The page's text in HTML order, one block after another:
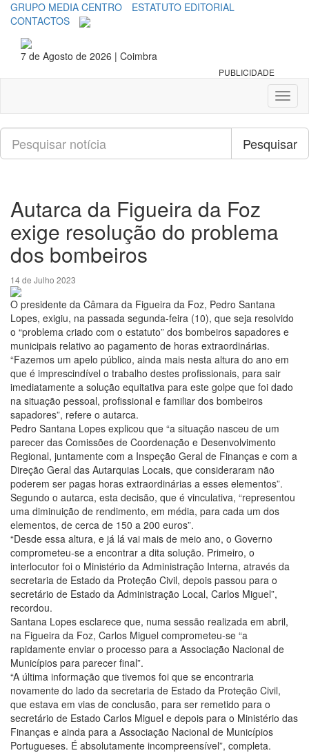
GRUPO MEDIA CENTRO
ESTATUTO EDITORIAL
CONTACTOS
7 de Agosto de 2026 | Coimbra
PUBLICIDADE
Pesquisar
Pesquisar
Autarca da Figueira da Foz
exige resolução do problema
dos bombeiros
14 de Julho 2023
O presidente da Câmara da Figueira da Foz, Pedro Santana
Lopes, exigiu, na passada segunda-feira (10), que seja resolvido
o “problema criado com o estatuto” dos bombeiros sapadores e
municipais relativo ao pagamento de horas extraordinárias.
“Fazemos um apelo público, ainda mais nesta altura do ano em
que é imprescindível o trabalho destes profissionais, para sair
imediatamente a solução equitativa para este golpe que foi dado
na situação pessoal, profissional e familiar dos bombeiros
sapadores”, refere o autarca.
Pedro Santana Lopes explicou que “a situação nasceu de um
parecer das Comissões de Coordenação e Desenvolvimento
Regional, juntamente com a Inspeção Geral de Finanças e com a
Direção Geral das Autarquias Locais, que consideraram não
poderem ser pagas horas extraordinárias a esses elementos”.
Segundo o autarca, esta decisão, que é vinculativa, “representou
uma diminuição de rendimento, em média, para cada um dos
elementos, de cerca de 150 a 200 euros”.
“Desde essa altura, e já lá vai mais de meio ano, o Governo
comprometeu-se a encontrar a dita solução. Primeiro, o
interlocutor foi o Ministério da Administração Interna, através da
secretaria de Estado da Proteção Civil, depois passou para o
secretário de Estado da Administração Local, Carlos Miguel”,
recordou.
Santana Lopes esclarece que, numa sessão realizada em abril,
na Figueira da Foz, Carlos Miguel comprometeu-se “a
rapidamente enviar o processo para a Associação Nacional de
Municípios para parecer final”.
“A última informação que tivemos foi que se encontraria
novamente do lado da secretaria de Estado da Proteção Civil,
que estava em vias de conclusão, para ser remetido para o
secretário de Estado Carlos Miguel e depois para o Ministério das
Finanças e ainda para a Associação Nacional de Municípios
Portugueses. É absolutamente incompreensível”, completa.